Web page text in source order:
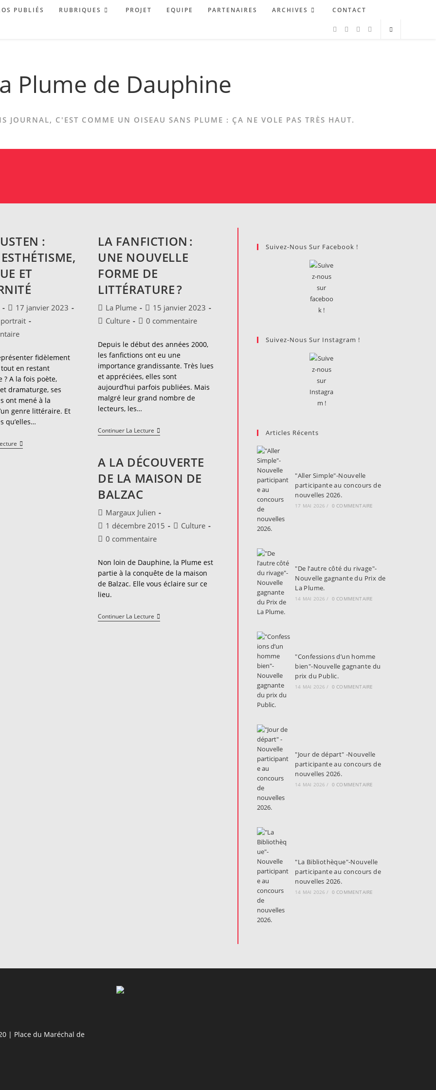
PUBLIÉS RUBRIQUES PROJET EQUIPE PARTENAIRES ARCHIVES CONTACT
Plume de Dauphine
JOURNAL, C'EST COMME UN OISEAU SANS PLUME : ÇA NE VOLE PAS TRÈS HAUT.
:
ET
Publication
publiée :
17 janvier 2023
portrait
fidèlement
en restant
? A la fois poète,
dramaturge, ses
ont mené à la
genre littéraire. Et
qu’elles…
Jane
Austen :
LA FANFICTION :
UNE NOUVELLE
FORME DE
LITTÉRATURE ?
Auteur/autrice
de
La Plume
Publication
publiée :
15 janvier 2023
PostCulture
Commentaires
la
publication :
0 commentaire
Depuis le début des années 2000,
les fanfictions ont eu une
importance grandissante. Très lues
et appréciées, elles sont
aujourd’hui parfois publiées. Mais
malgré leur grand nombre de
lecteurs, les…
Continuer La Lecture La
Fanfiction :
Forme
De
Littérature ?
A LA DÉCOUVERTE
DE LA MAISON DE
BALZAC
Auteur/autrice
de
publication :
Margaux Julien
Publication
publiée :
1 décembre 2015
PostCulture
Commentaires
la
publication :
0 commentaire
Non loin de Dauphine, la Plume est
partie à la conquête de la maison
de Balzac. Elle vous éclaire sur ce
lieu.
Continuer La Lecture A
La
Suivez-Nous Sur Facebook !
Suivez-Nous Sur Instagram !
Articles Récents
"Aller Simple"-Nouvelle
participante au concours de
nouvelles 2026.
17 MAI 2026 / 0 COMMENTAIRE
"De l’autre côté du rivage"-
Nouvelle gagnante du Prix de
La Plume.
14 MAI 2026 / 0 COMMENTAIRE
"Confessions d’un homme
bien"-Nouvelle gagnante du
prix du Public.
14 MAI 2026 / 0 COMMENTAIRE
"Jour de départ" -Nouvelle
participante au concours de
nouvelles 2026.
14 MAI 2026 / 0 COMMENTAIRE
"La Bibliothèque"-Nouvelle
participante au concours de
nouvelles 2026.
14 MAI 2026 / 0 COMMENTAIRE
| Place du Maréchal de